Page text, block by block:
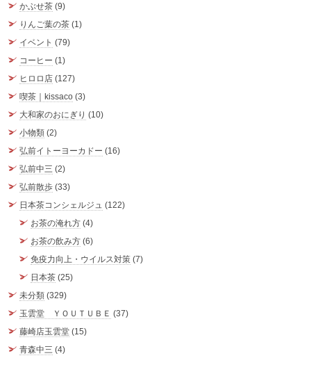
かぶせ茶 (9)
りんご葉の茶 (1)
イベント (79)
コーヒー (1)
ヒロロ店 (127)
喫茶｜kissaco (3)
大和家のおにぎり (10)
小物類 (2)
弘前イトーヨーカドー (16)
弘前中三 (2)
弘前散歩 (33)
日本茶コンシェルジュ (122)
お茶の淹れ方 (4)
お茶の飲み方 (6)
免疫力向上・ウイルス対策 (7)
日本茶 (25)
未分類 (329)
玉雲堂 ＹＯＵＴＵＢＥ (37)
藤崎店玉雲堂 (15)
青森中三 (4)